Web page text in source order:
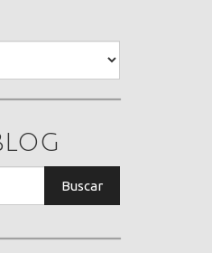
Buscar